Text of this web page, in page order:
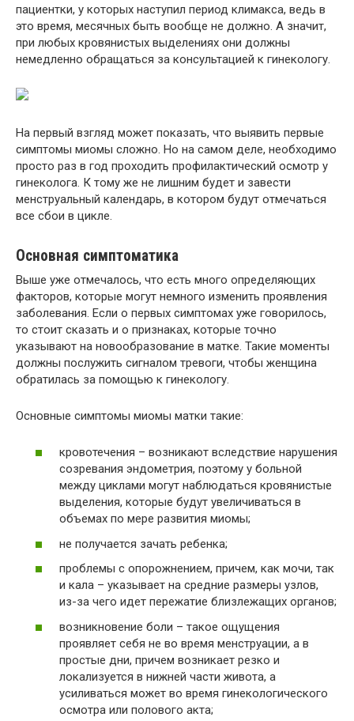
пациентки, у которых наступил период климакса, ведь в
это время, месячных быть вообще не должно. А значит,
при любых кровянистых выделениях они должны
немедленно обращаться за консультацией к гинекологу.
На первый взгляд может показать, что выявить первые
симптомы миомы сложно. Но на самом деле, необходимо
просто раз в год проходить профилактический осмотр у
гинеколога. К тому же не лишним будет и завести
менструальный календарь, в котором будут отмечаться
все сбои в цикле.
Основная симптоматика
Выше уже отмечалось, что есть много определяющих
факторов, которые могут немного изменить проявления
заболевания. Если о первых симптомах уже говорилось,
то стоит сказать и о признаках, которые точно
указывают на новообразование в матке. Такие моменты
должны послужить сигналом тревоги, чтобы женщина
обратилась за помощью к гинекологу.
Основные симптомы миомы матки такие:
кровотечения – возникают вследствие нарушения
созревания эндометрия, поэтому у больной
между циклами могут наблюдаться кровянистые
выделения, которые будут увеличиваться в
объемах по мере развития миомы;
не получается зачать ребенка;
проблемы с опорожнением, причем, как мочи, так
и кала – указывает на средние размеры узлов,
из-за чего идет пережатие близлежащих органов;
возникновение боли – такое ощущения
проявляет себя не во время менструации, а в
простые дни, причем возникает резко и
локализуется в нижней части живота, а
усиливаться может во время гинекологического
осмотра или полового акта;